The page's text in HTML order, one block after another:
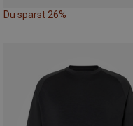
Du sparst 26%